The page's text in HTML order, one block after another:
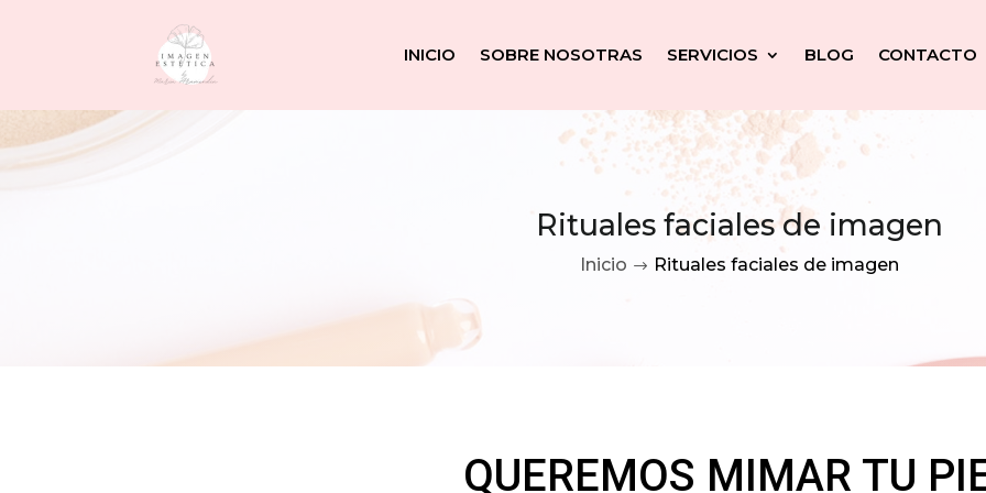
INICIO SOBRE NOSOTRAS SERVICIOS BLOG CONTACTO
Rituales faciales de imagen
Inicio $ Rituales faciales de imagen
QUEREMOS MIMAR TU